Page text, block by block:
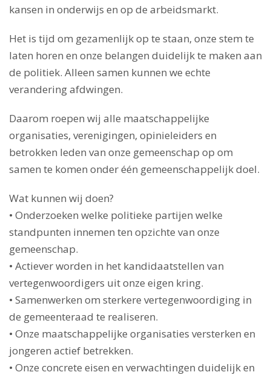
kansen in onderwijs en op de arbeidsmarkt.
Het is tijd om gezamenlijk op te staan, onze stem te
laten horen en onze belangen duidelijk te maken aan
de politiek. Alleen samen kunnen we echte
verandering afdwingen.
Daarom roepen wij alle maatschappelijke
organisaties, verenigingen, opinieleiders en
betrokken leden van onze gemeenschap op om
samen te komen onder één gemeenschappelijk doel.
Wat kunnen wij doen?
• Onderzoeken welke politieke partijen welke
standpunten innemen ten opzichte van onze
gemeenschap.
• Actiever worden in het kandidaatstellen van
vertegenwoordigers uit onze eigen kring.
• Samenwerken om sterkere vertegenwoordiging in
de gemeenteraad te realiseren.
• Onze maatschappelijke organisaties versterken en
jongeren actief betrekken.
• Onze concrete eisen en verwachtingen duidelijk en